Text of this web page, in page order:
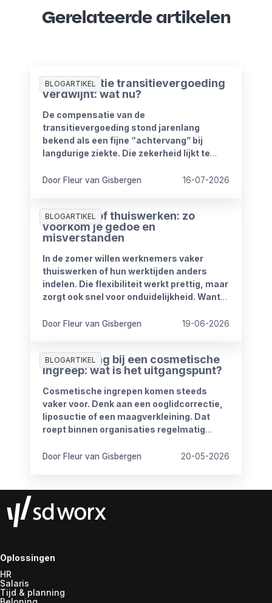
Gerelateerde artikelen
BLOGARTIKEL
Compensatie transitievergoeding
verdwijnt: wat nu?
De compensatie van de
transitievergoeding stond jarenlang
bekend als een fijne “achtervang” bij
langdurige ziekte. Die zekerheid lijkt te
kabinet heeft plannen om de
Door Fleur van Gisbergen 16-07-2026
BLOGARTIKEL
Zomerproof thuiswerken: zo
voorkom je gedoe en
misverstanden
In de zomer willen werknemers vaker
thuiswerken of hun werktijden anders
indelen. Die flexibiliteit werkt prettig, maar
zorgt ook snel voor onduidelijkheid. Want
iemand bereikbaar? En hoe blijft het werk
Door Fleur van Gisbergen 19-06-2026
BLOGARTIKEL
Ziekmelding bij een cosmetische
ingreep: wat is het uitgangspunt?
Cosmetische ingrepen komen steeds
vaker voor. Denk aan een ooglidcorrectie,
liposuctie of een maagverkleining. Dat
roept binnen organisaties regelmatig
Door Fleur van Gisbergen 20-05-2026
Oplossingen
HR
Salaris
Tijd & planning